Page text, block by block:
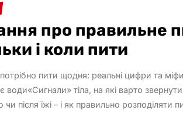
про правильне
і коли пити
пити щодня: реальні цифри та
води«Сигнали» тіла, на які варто
після їжі – і як правильно розподіляти